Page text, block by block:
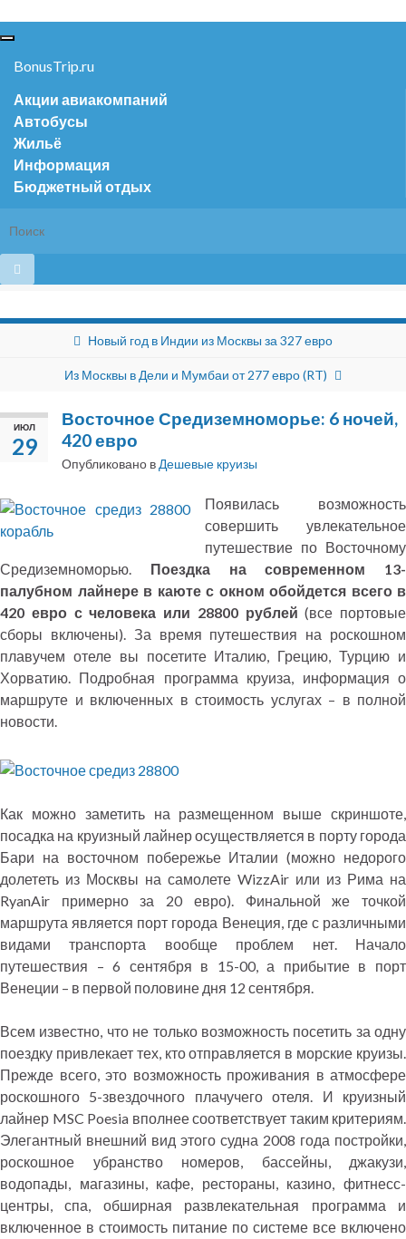
Вкл/
навигации
BonusTrip.ru
Акции авиакомпаний
Автобусы
Жильё
Информация
Бюджетный отдых
Новый год в Индии из Москвы за 327 евро
Из Москвы в Дели и Мумбаи от 277 евро (RT)
ИЮЛ
29
Восточное Средиземноморье: 6 ночей,
420 евро
Опубликовано в Дешевые круизы
Появилась возможность
совершить увлекательное
путешествие по Восточному
Средиземноморью. Поездка на современном 13-
палубном лайнере в каюте с окном обойдется всего в
420 евро с человека или 28800 рублей (все портовые
сборы включены). За время путешествия на роскошном
плавучем отеле вы посетите Италию, Грецию, Турцию и
Хорватию. Подробная программа круиза, информация о
маршруте и включенных в стоимость услугах – в полной
новости.
Как можно заметить на размещенном выше скриншоте,
посадка на круизный лайнер осуществляется в порту города
Бари на восточном побережье Италии (можно недорого
долететь из Москвы на самолете WizzAir или из Рима на
RyanAir примерно за 20 евро). Финальной же точкой
маршрута является порт города Венеция, где с различными
видами транспорта вообще проблем нет. Начало
путешествия – 6 сентября в 15-00, а прибытие в порт
Венеции – в первой половине дня 12 сентября.
Всем известно, что не только возможность посетить за одну
поездку привлекает тех, кто отправляется в морские круизы.
Прежде всего, это возможность проживания в атмосфере
роскошного 5-звездочного плачучего отеля. И круизный
лайнер MSC Poesia вполнее соответствует таким критериям.
Элегантный внешний вид этого судна 2008 года постройки,
роскошное убранство номеров, бассейны, джакузи,
водопады, магазины, кафе, рестораны, казино, фитнесс-
центры, спа, обширная развлекательная программа и
включенное в стоимость питание по системе все включено